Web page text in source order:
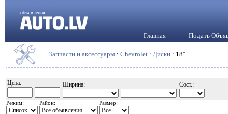
объявления
Главная Подать
Запчасти и аксессуары : Chevrolet : Диски : 18''
Цена:
-
Ширина:
-
Сост.:
Режим: Район: Размер: